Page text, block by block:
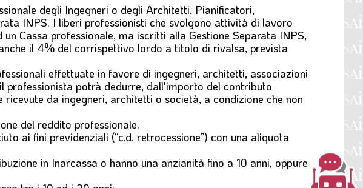
degli Ingegneri o degli Architetti, Pianificatori,
INPS. I liberi professionisti che svolgono attività di lavoro
Cassa professionale, ma iscritti alla Gestione Separata INPS,
il 4% del corrispettivo lordo a titolo di rivalsa, prevista
effettuate in favore di ingegneri, architetti, associazioni
professionista potrà dedurre, dall'importo del contributo
da ingegneri, architetti o società, a condizione che non
del reddito professionale.
ai fini previdenziali (“c.d. retrocessione”) con una aliquota
in Inarcassa o hanno una anzianità fino a 10 anni, oppure